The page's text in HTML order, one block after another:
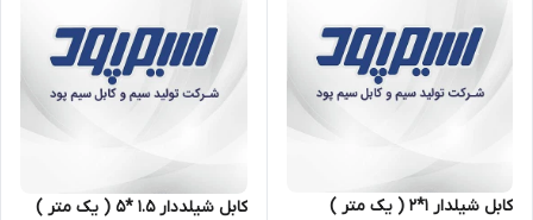
کابل شیلدار ۱*۲ ( یک متر ) کابل شیلددار ۱.۵ *۵ ( یک متر )